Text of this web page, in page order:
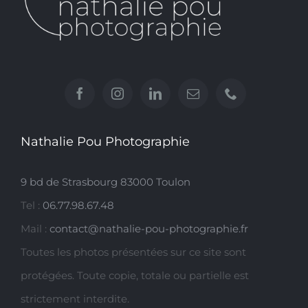
Nathalie Pou Photographie
9 bd de Strasbourg 83000 Toulon
Tel : 06.77.98.67.48
Mail : contact@nathalie-pou-photographie.fr
Toutes les photos présentées sur ce site sont
protégées. Toute copie, totale ou partielle est
strictement interdite.